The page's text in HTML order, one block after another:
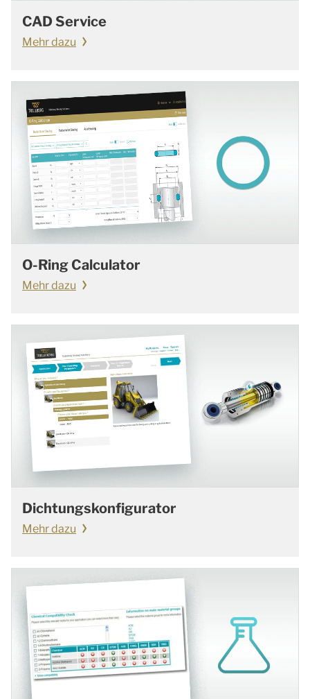
CAD Service
Mehr dazu
O-Ring Calculator
Mehr dazu
Dichtungskonfigurator
Mehr dazu